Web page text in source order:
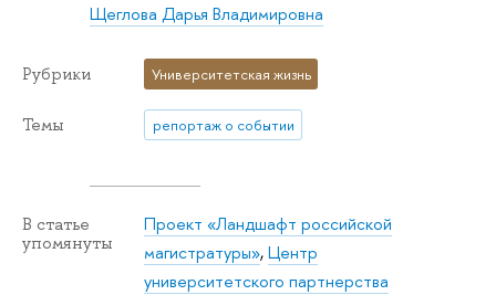
Щеглова Дарья Владимировна
Рубрики Университетская жизнь
Темы репортаж о событии
В статье
упомянуты
Проект «Ландшафт российской
магистратуры»,Центр
университетского партнерства